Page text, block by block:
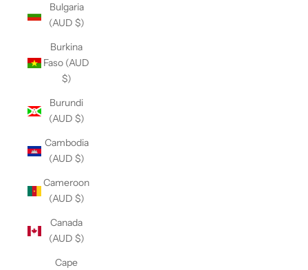
Bulgaria
(AUD $)
Burkina
Faso (AUD
$)
Burundi
(AUD $)
Cambodia
(AUD $)
Cameroon
(AUD $)
Canada
(AUD $)
Cape